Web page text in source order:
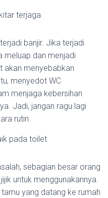
terjaga
banjir. Jika terjadi
meluap dan menjadi
akan menyebabkan
menyedot WC
menjaga kebersihan
Jadi, jangan ragu lagi
rutin.
pada toilet
sebagian besar orang
untuk menggunakannya.
yang datang ke rumah